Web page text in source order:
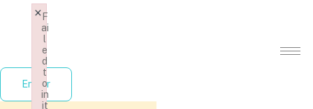
Entrar
F
ai
l
e
d
t
o
in
it
×